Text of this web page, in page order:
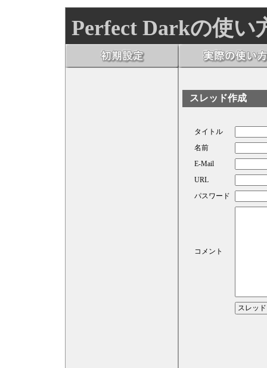
Perfect Darkの使い
スレッド作成
タイトル
名前
E-Mail
URL
パスワード
コメント